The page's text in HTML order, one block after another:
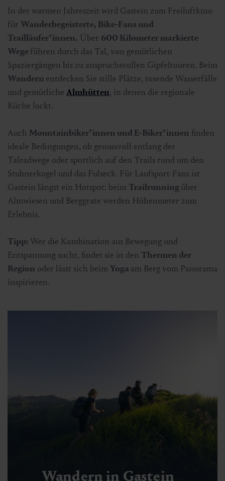
In der warmen Jahreszeit wird Gastein zum Freiluftkino
für Wanderbegeisterte, Bike-Fans und
Trailläufer*innen. Über 600 Kilometer markierte
Wegeführen durch das Tal, von gemütlichen
Spaziergängen bis zu anspruchsvollen Gipfeltouren. Beim
Wandern entdecken Sie stille Plätze, tosende Wasserfälle
und gemütliche Almhütten, in denen die regionale
Küche lockt.
Auch Mountainbiker*innen und E-Biker*innen finden
ideale Bedingungen, ob genussvoll entlang der
Talradwege oder sportlich auf den Trails rund um den
Stubnerkogel und das Fulseck. Für Laufsport-Fans ist
Gastein längst ein Hotspot: beim Trailrunningüber
Almwiesen und Berggrate werden Höhenmeter zum
Erlebnis.
Tipp: Wer die Kombination aus Bewegung und
Entspannung sucht, findet sie in den Thermen der
Region oder lässt sich beim Yoga am Berg vom Panorama
inspirieren.
Wandern in Gastein